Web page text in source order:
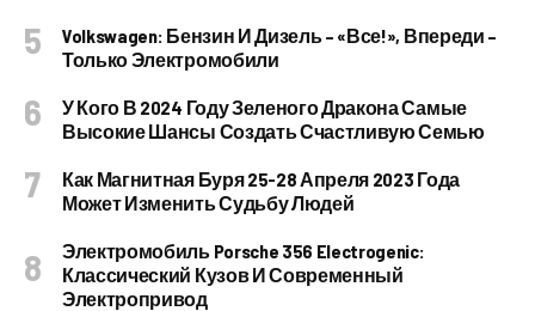
Volkswagen: Бензин И Дизель – «все!», Впереди –
Только Электромобили
У Кого В 2024 Году Зеленого Дракона Самые
Высокие Шансы Создать Счастливую Семью
Как Магнитная Буря 25-28 Апреля 2023 Года
Может Изменить Судьбу Людей
Электромобиль Porsche 356 Electrogenic:
Классический Кузов И Современный
Электропривод